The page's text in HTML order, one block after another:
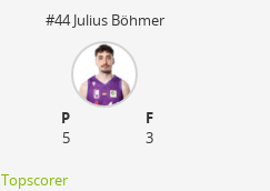
#44 Julius Böhmer
P
F
5
3
Topscorer